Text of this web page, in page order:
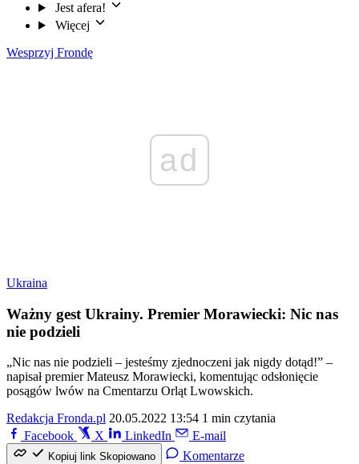
Jest afera!
Więcej
Wesprzyj Frondę
ad
Ukraina
Ważny gest Ukrainy. Premier Morawiecki: Nic nas
nie podzieli
„Nic nas nie podzieli – jesteśmy zjednoczeni jak nigdy dotąd!” –
napisał premier Mateusz Morawiecki, komentując odsłonięcie
posągów lwów na Cmentarzu Orląt Lwowskich.
Redakcja Fronda.pl 20.05.2022 13:54 1 min czytania
Facebook
X LinkedIn E-mail
Kopiuj link Skopiowano Komentarze